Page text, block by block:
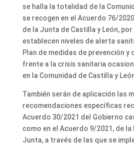
se halla la totalidad de la
se recogen en el Acuerdo 76/
de la Junta de Castilla y León, por
establecen niveles de alerta
Plan de medidas de prevención
frente a la crisis sanitaria
en la Comunidad de Castilla y
También serán de aplicación las
recomendaciones específicas
Acuerdo 30/2021 del Gobierno
como en el Acuerdo 9/2021, de la
Junta, a través de las que se